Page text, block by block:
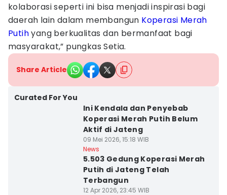
kolaborasi seperti ini bisa menjadi inspirasi bagi
daerah lain dalam membangun Koperasi Merah
Putihyang berkualitas dan bermanfaat bagi
masyarakat,” pungkas Setia.
Share Article
Curated For You
Ini Kendala dan Penyebab
Koperasi Merah Putih Belum
Aktif di Jateng
09 Mei 2026, 15:18 WIB
News
5.503 Gedung Koperasi Merah
Putih di Jateng Telah
Terbangun
12 Apr 2026, 23:45 WIB